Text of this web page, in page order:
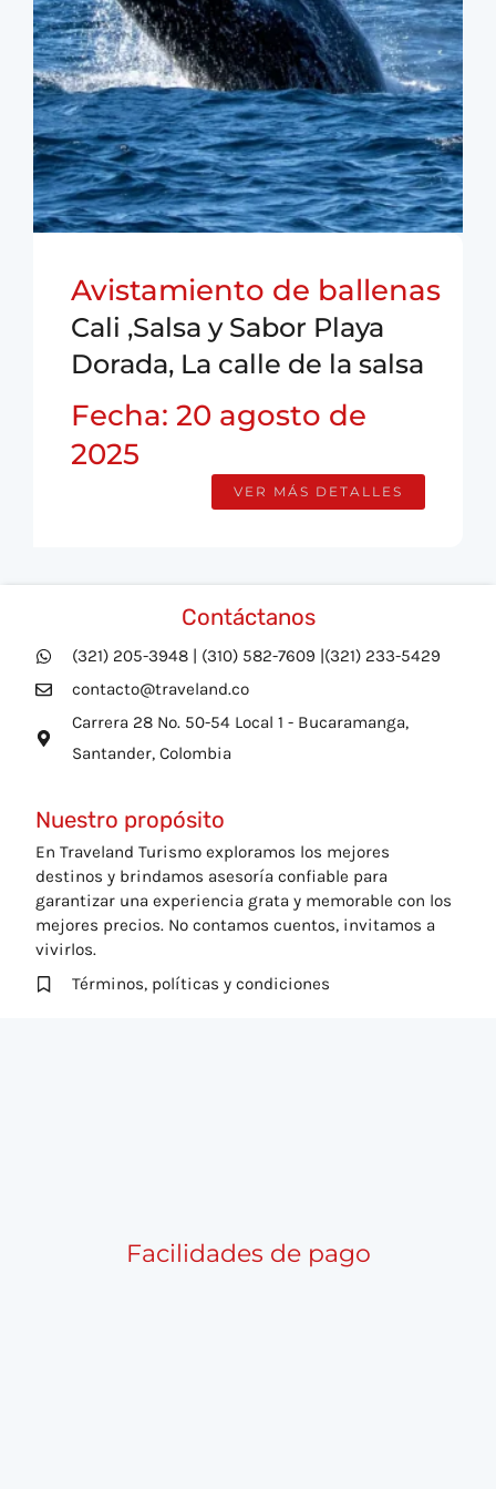
Avistamiento de ballenas
Cali ,Salsa y Sabor Playa
Dorada, La calle de la salsa
Fecha: 20 agosto de
2025
VER MÁS DETALLES
Contáctanos
(321) 205-3948 | (310) 582-7609 |(321) 233-5429
contacto@traveland.co
Carrera 28 No. 50-54 Local 1 - Bucaramanga,
Santander, Colombia
Nuestro propósito
En Traveland Turismo exploramos los mejores
destinos y brindamos asesoría confiable para
garantizar una experiencia grata y memorable con los
mejores precios. No contamos cuentos, invitamos a
vivirlos.
Términos, políticas y condiciones
Facilidades de pago